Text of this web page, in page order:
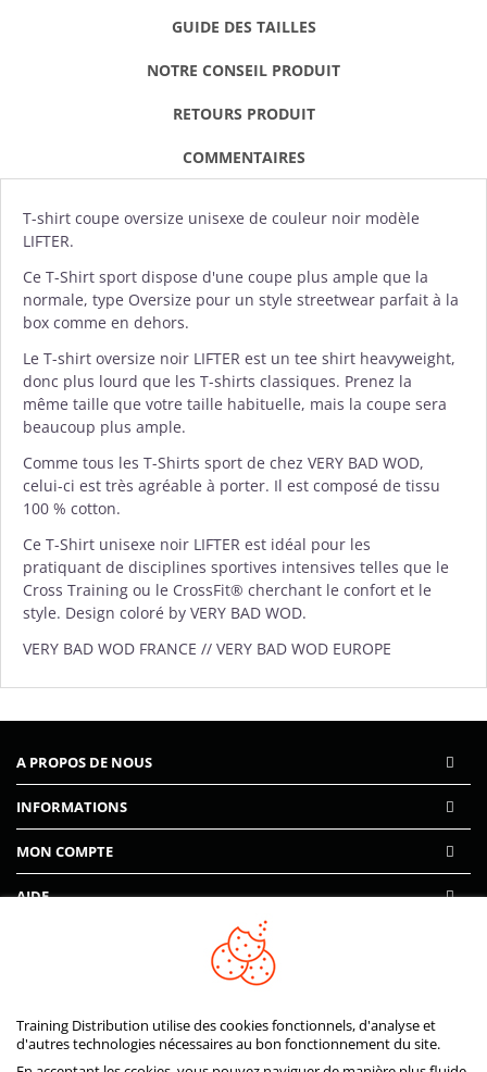
GUIDE DES TAILLES
NOTRE CONSEIL PRODUIT
RETOURS PRODUIT
COMMENTAIRES
T-shirt coupe oversize unisexe de couleur noir modèle
LIFTER.
Ce T-Shirt sport dispose d'une coupe plus ample que la
normale, type Oversize pour un style streetwear parfait à la
box comme en dehors.
Le T-shirt oversize noir LIFTER est un tee shirt heavyweight,
donc plus lourd que les T-shirts classiques. Prenez la
même taille que votre taille habituelle, mais la coupe sera
beaucoup plus ample.
Comme tous les T-Shirts sport de chez VERY BAD WOD,
celui-ci est très agréable à porter. Il est composé de tissu
100 % cotton.
Ce T-Shirt unisexe noir LIFTER est idéal pour les
pratiquant de disciplines sportives intensives telles que le
Cross Training ou le CrossFit® cherchant le confort et le
style. Design coloré by VERY BAD WOD.
VERY BAD WOD FRANCE // VERY BAD WOD EUROPE
A PROPOS DE NOUS
INFORMATIONS
MON COMPTE
Training Distribution utilise des cookies fonctionnels, d'analyse et
d'autres technologies nécessaires au bon fonctionnement du site.
AIDE